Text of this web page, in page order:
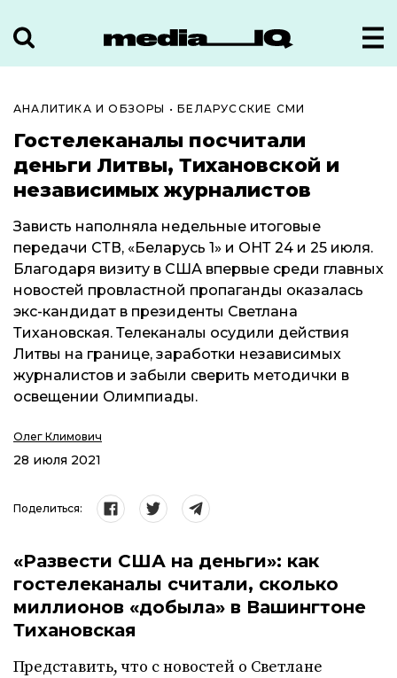
АНАЛИТИКА И ОБЗОРЫ •БЕЛАРУССКИЕ СМИ
Гостелеканалы посчитали
деньги Литвы, Тихановской и
независимых журналистов
Зависть наполняла недельные итоговые
передачи СТВ, «Беларусь 1» и ОНТ 24 и 25 июля.
Благодаря визиту в США впервые среди главных
новостей провластной пропаганды оказалась
экс-кандидат в президенты Светлана
Тихановская. Телеканалы осудили действия
Литвы на границе, заработки независимых
журналистов и забыли сверить методички в
освещении Олимпиады.
Олег Климович
28 июля 2021
Поделиться:
«Развести США на деньги»: как
гостелеканалы считали, сколько
миллионов «добыла» в Вашингтоне
Тихановская
Представить, что с новостей о Светлане